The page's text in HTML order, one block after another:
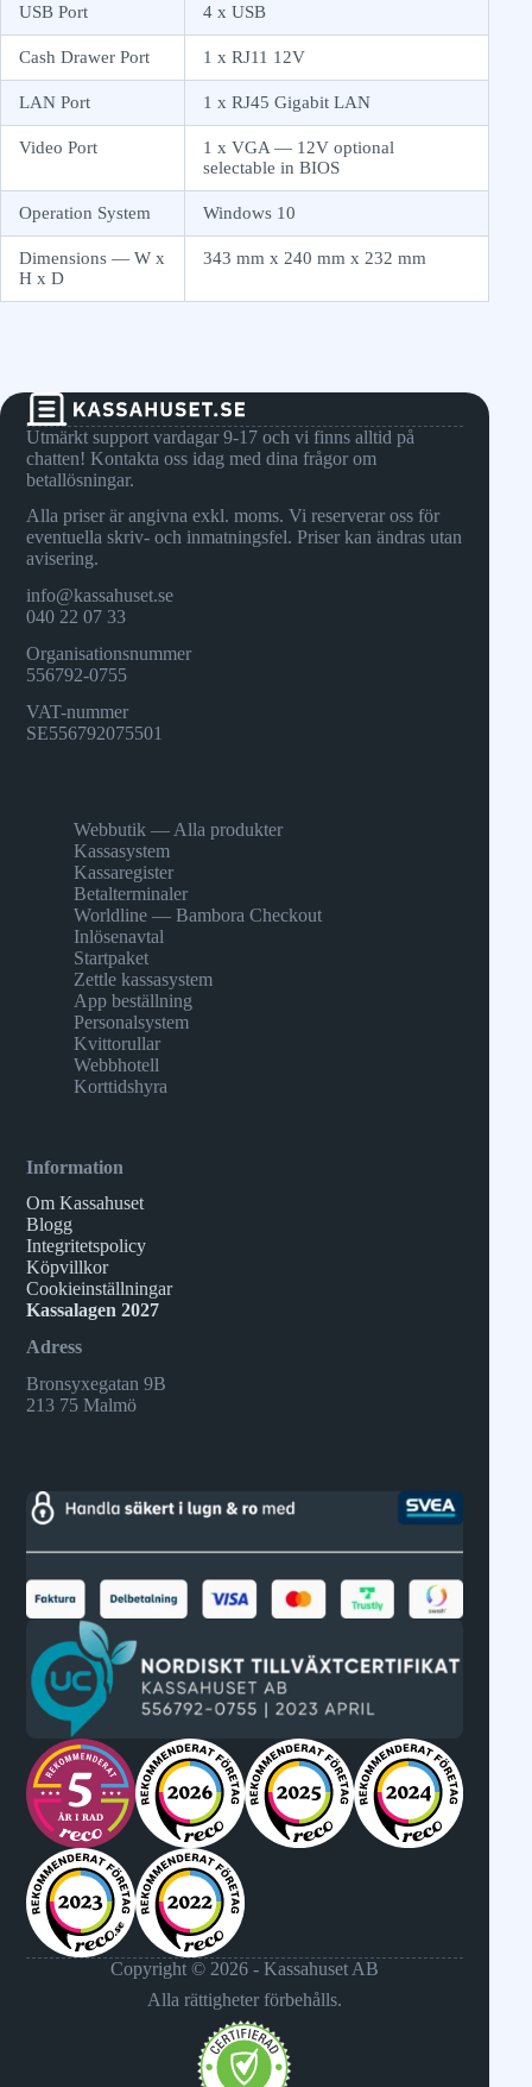
USB Port 4 x USB
Cash Drawer Port 1 x RJ11 12V
LAN Port 1 x RJ45 Gigabit LAN
Video Port
1 x VGA — 12V optional
selectable in BIOS
Operation System Windows 10
Dimensions — W x
H x D
343 mm x 240 mm x 232 mm
Utmärkt support vardagar 9-17 och vi finns alltid på
chatten! Kontakta oss idag med dina frågor om
betallösningar.
Alla priser är angivna exkl. moms. Vi reserverar oss för
eventuella skriv- och inmatningsfel. Priser kan ändras utan
avisering.
info@kassahuset.se
040 22 07 33
Organisationsnummer
556792-0755
VAT-nummer
SE556792075501
Webbutik — Alla produkter
Kassasystem
Kassaregister
Betalterminaler
Worldline — Bambora Checkout
Inlösenavtal
Startpaket
Zettle kassasystem
App beställning
Personalsystem
Kvittorullar
Webbhotell
Korttidshyra
Information
Om Kassahuset
Blogg
Integritetspolicy
Köpvillkor
Cookieinställningar
Kassalagen 2027
Adress
Bronsyxegatan 9B
213 75 Malmö
Copyright © 2026 - Kassahuset AB
Alla rättigheter förbehålls.